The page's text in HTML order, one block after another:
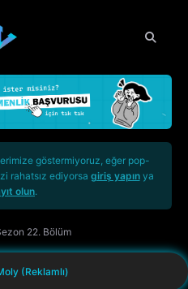
göstermiyoruz, eğer pop-
rahatsız ediyorsa giriş yapınya
olun.
22. Bölüm
(Reklamlı)